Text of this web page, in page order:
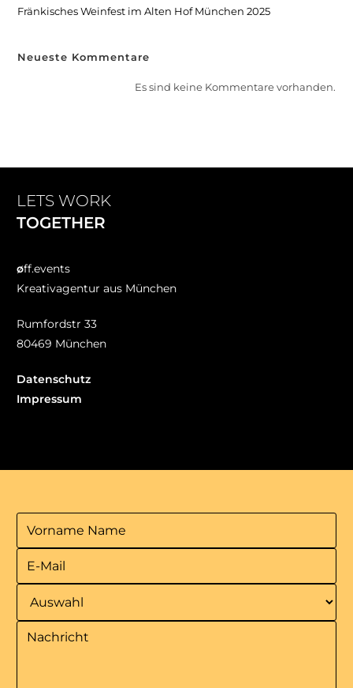
Fränkisches Weinfest im Alten Hof München 2025
Neueste Kommentare
Es sind keine Kommentare vorhanden.
LETS WORK
TOGETHER
øff.events
Kreativagentur aus München
Rumfordstr 33
80469 München
Datenschutz
Impressum